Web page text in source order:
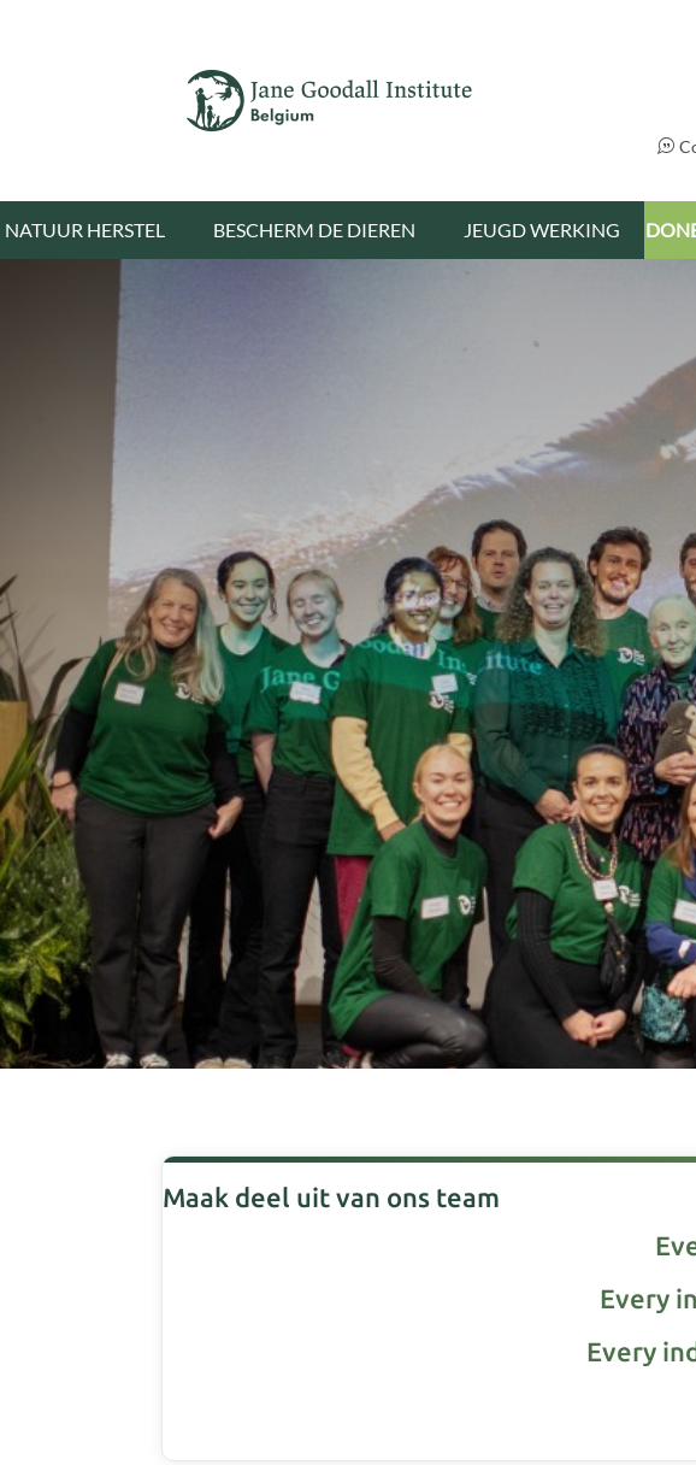
NATUUR HERSTEL BESCHERM DE DIEREN JEUGD WERKING
Maak deel uit van ons team
Every
Every